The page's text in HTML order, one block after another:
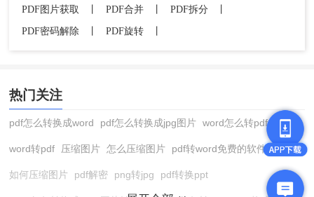
PDF图片获取 PDF合并 PDF拆分
PDF密码解除
PDF旋转
热门关注
pdf怎么转换成word pdf怎么转换成jpg图片 word怎么转pdf
word转pdf 压缩图片 怎么压缩图片 pdf转word免费的软件
如何压缩图片 pdf解密 png转jpg pdf转换ppt